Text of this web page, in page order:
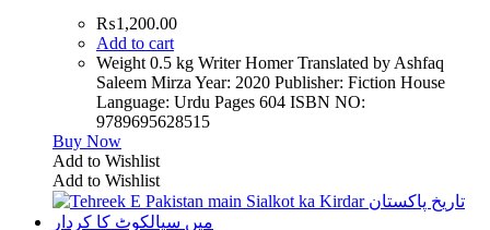
₨1,200.00
Add to cart
Weight 0.5 kg Writer Homer Translated by Ashfaq
Saleem Mirza Year: 2020 Publisher: Fiction House
Language: Urdu Pages 604 ISBN NO:
9789695628515
Buy Now
Add to Wishlist
Add to Wishlist